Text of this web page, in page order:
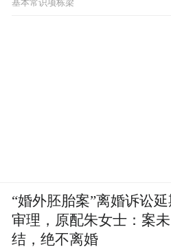
基本常识项栋梁
“婚外胚胎案”离婚诉讼延
审理，原配朱女士：案
结，绝不离婚